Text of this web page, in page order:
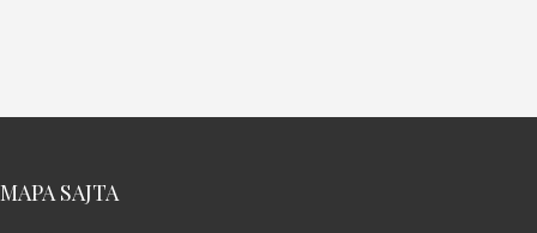
MAPA SAJTA